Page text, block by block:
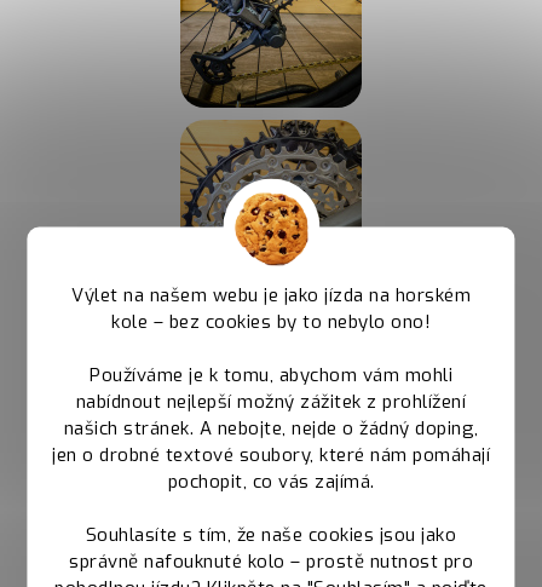
Výlet na našem webu je jako jízda na horském
kole – bez cookies by to nebylo ono!
Používáme je k tomu, abychom vám mohli
nabídnout nejlepší možný zážitek z prohlížení
našich stránek. A nebojte, nejde o žádný doping,
jen o drobné textové soubory, které nám pomáhají
pochopit, co vás zajímá.
Souhlasíte s tím, že naše cookies jsou jako
správně nafouknuté kolo – prostě nutnost pro